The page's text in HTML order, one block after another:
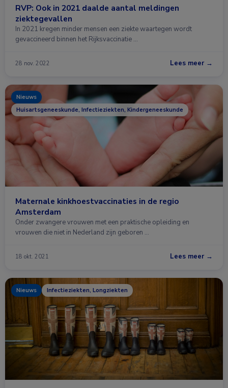
RVP: Ook in 2021 daalde aantal meldingen
ziektegevallen
In 2021 kregen minder mensen een ziekte waartegen wordt
gevaccineerd binnen het Rijksvaccinatie …
28 nov. 2022 Lees meer →
Nieuws
Huisartsgeneeskunde, Infectieziekten, Kindergeneeskunde
Maternale kinkhoestvaccinaties in de regio
Amsterdam
Onder zwangere vrouwen met een praktische opleiding en
vrouwen die niet in Nederland zijn geboren …
18 okt. 2021 Lees meer →
Nieuws Infectieziekten, Longziekten